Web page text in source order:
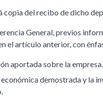
copia del recibo de dicho
General, previos
el artículo anterior, con
aportada sobre la empresa.
económica demostrada y la